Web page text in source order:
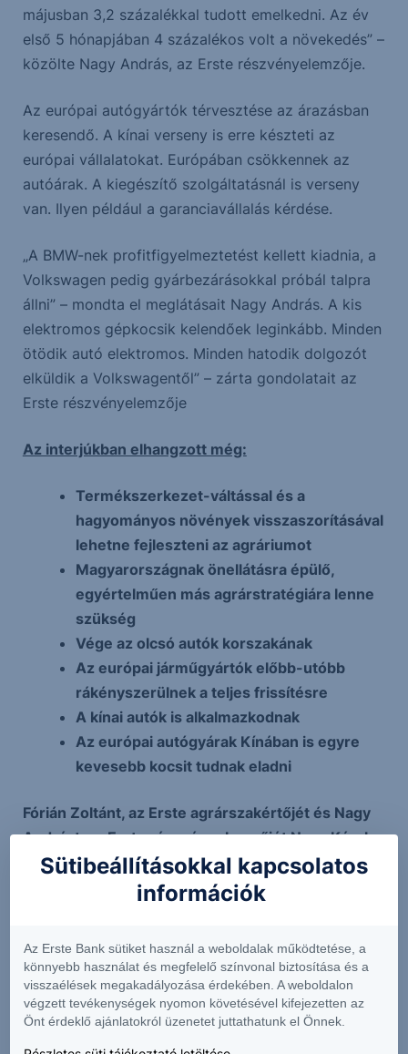
májusban 3,2 százalékkal tudott emelkedni. Az év
első 5 hónapjában 4 százalékos volt a növekedés” –
közölte Nagy András, az Erste részvényelemzője.
Az európai autógyártók térvesztése az árazásban
keresendő. A kínai verseny is erre készteti az
európai vállalatokat. Európában csökkennek az
autóárak. A kiegészítő szolgáltatásnál is verseny
van. Ilyen például a garanciavállalás kérdése.
„A BMW-nek profitfigyelmeztetést kellett kiadnia, a
Volkswagen pedig gyárbezárásokkal próbál talpra
állni” – mondta el meglátásait Nagy András. A kis
elektromos gépkocsik kelendőek leginkább. Minden
ötödik autó elektromos. Minden hatodik dolgozót
elküldik a Volkswagentől” – zárta gondolatait az
Erste részvényelemzője
Az interjúkban elhangzott még:
Termékszerkezet-váltással és a
hagyományos növények visszaszorításával
lehetne fejleszteni az agráriumot
Magyarországnak önellátásra épülő,
egyértelműen más agrárstratégiára lenne
szükség
Vége az olcsó autók korszakának
Az európai járműgyártók előbb-utóbb
rákényszerülnek a teljes frissítésre
A kínai autók is alkalmazkodnak
Az európai autógyárak Kínában is egyre
kevesebb kocsit tudnak eladni
Fórián Zoltánt, az Erste agrárszakértőjét és Nagy
Andrást, az Erste részvényelemzőjét Nagy Károly
kérdezte a Trend FM Reggeli Monitor című
Az erstemarket.hu a Reggeli Monitor, a Trend FM
Sütibeállításokkal kapcsolatos
információk
Az Erste Bank sütiket használ a weboldalak működtetése, a
könnyebb használat és megfelelő színvonal biztosítása és a
visszaélések megakadályozása érdekében. A weboldalon
végzett tevékenységek nyomon követésével kifejezetten az
Önt érdeklő ajánlatokról üzenetet juttathatunk el Önnek.